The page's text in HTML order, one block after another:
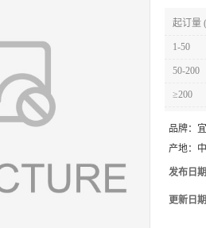
起订量
1-50
50-200
≥200
品牌：
产地：
发布日
更新日